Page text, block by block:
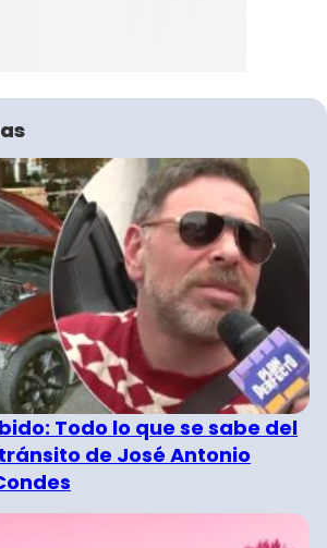
Todo lo que se sabe del
de José Antonio